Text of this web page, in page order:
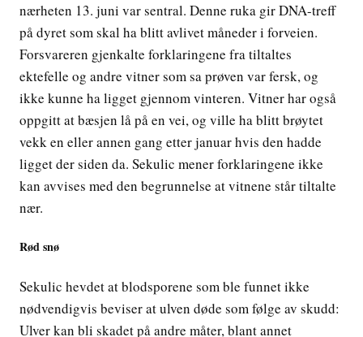
nærheten 13. juni var sentral. Denne ruka gir DNA-treff
på dyret som skal ha blitt avlivet måneder i forveien.
Forsvareren gjenkalte forklaringene fra tiltaltes
ektefelle og andre vitner som sa prøven var fersk, og
ikke kunne ha ligget gjennom vinteren. Vitner har også
oppgitt at bæsjen lå på en vei, og ville ha blitt brøytet
vekk en eller annen gang etter januar hvis den hadde
ligget der siden da. Sekulic mener forklaringene ikke
kan avvises med den begrunnelse at vitnene står tiltalte
nær.
Rød snø
Sekulic hevdet at blodsporene som ble funnet ikke
nødvendigvis beviser at ulven døde som følge av skudd:
Ulver kan bli skadet på andre måter, blant annet